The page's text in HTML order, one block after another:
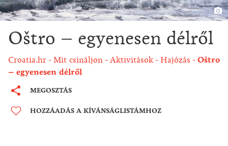
Oštro – egyenesen délről
Croatia.hr Mit csináljon Aktivitások Hajózás
Oštro
– egyenesen délről
MEGOSZTÁS
HOZZÁADÁS A KÍVÁNSÁGLISTÁMHOZ